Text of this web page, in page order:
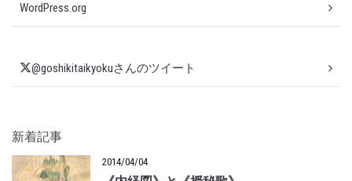
WordPress.org
@goshikitaikyokuさんのツイート
新着記事
2014/04/04